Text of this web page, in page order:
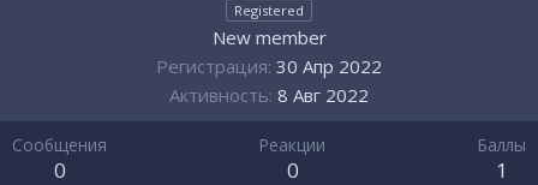
Registered
New member
Регистрация 30 Апр 2022
Активность 8 Авг 2022
Сообщения
0
Реакции
0
Баллы
1